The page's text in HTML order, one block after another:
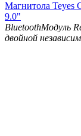
Магнитола Teyes
9.0"
BluetoothМодуль
двойной